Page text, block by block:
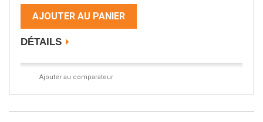
AJOUTER AU PANIER
DÉTAILS
Ajouter au comparateur